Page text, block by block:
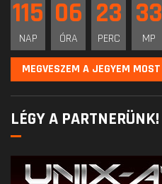
115
NAP
06
ÓRA
23
PERC
33
MP
MEGVESZEM A JEGYEM MOST
LÉGY A PARTNERÜNK!